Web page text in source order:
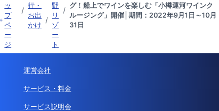
ッ
プ
ペ
ー
ジ
/
行・
お出
かけ
/
野
リ
ゾ
ー
ト
/
グ！船上でワインを楽しむ「小樽運河ワインク
ルージング」開催│期間：2022年9月1日～10月
31日
運営会社
サービス・料金
サービス説明会